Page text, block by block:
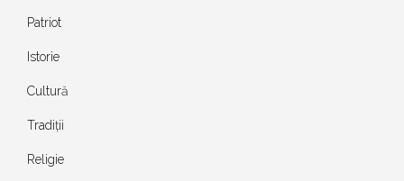
Patriot
Istorie
Cultură
Tradiții
Religie